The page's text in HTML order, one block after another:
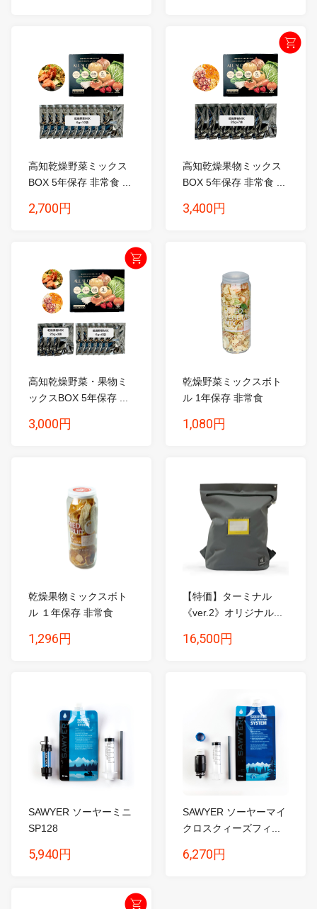
高知乾燥野菜ミックス
BOX 5年保存 非常食 ...
2,700円
高知乾燥果物ミックス
BOX 5年保存 非常食 ...
3,400円
高知乾燥野菜・果物ミ
ックスBOX 5年保存 ...
3,000円
乾燥野菜ミックスボト
ル 1年保存 非常食
1,080円
乾燥果物ミックスボト
ル １年保存 非常食
1,296円
【特価】ターミナル
《ver.2》オリジナル...
16,500円
SAWYER ソーヤーミニ
SP128
5,940円
SAWYER ソーヤーマイ
クロスクィーズフィ...
6,270円